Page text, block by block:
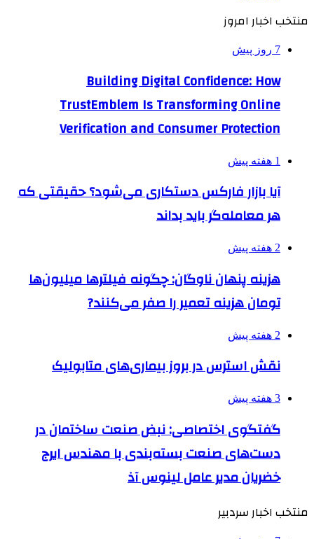
منتخب اخبار امروز
7 روز پیش
Building Digital Confidence: How
TrustEmblem Is Transforming Online
Verification and Consumer Protection
1 هفته پیش
آیا بازار فارکس دستکاری می‌شود؟ حقیقتی که
هر معامله‌گر باید بداند
2 هفته پیش
هزینه پنهان ناوگان: چگونه فیلترها میلیون‌ها
تومان هزینه تعمیر را صفر می‌کنند?
2 هفته پیش
نقش استرس در بروز بیماری‌های متابولیک
3 هفته پیش
گفتگوی اختصاصی: نبض صنعت ساختمان در
دست‌های صنعت بسته‌بندی با مهندس ایرج
خضریان مدیر عامل لینوس آذ
منتخب اخبار سردبیر